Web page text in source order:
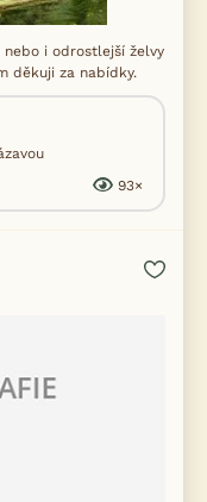
i odrostlejší želvy
děkuji za nabídky.
93×